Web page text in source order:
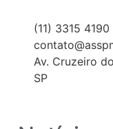
(11) 3315
Av. Cruzeiro
SP